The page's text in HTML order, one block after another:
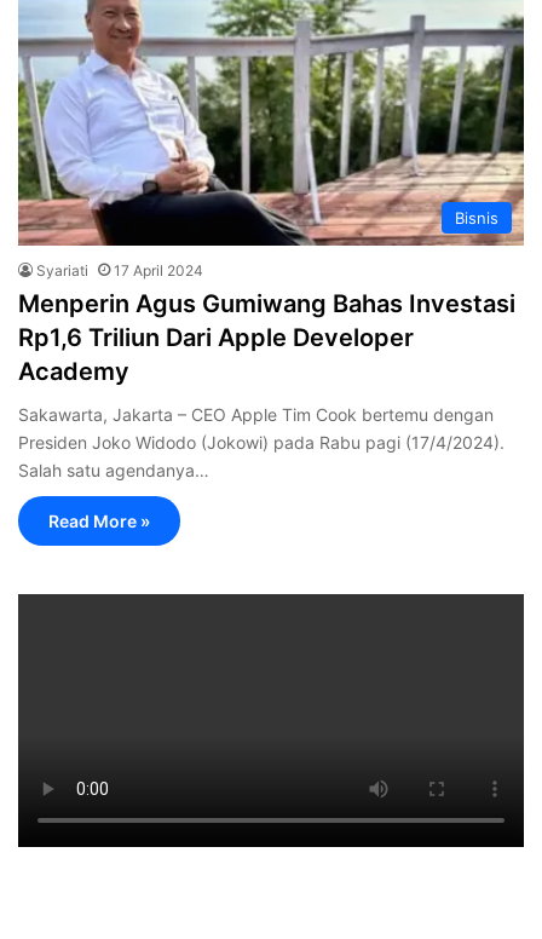
Bisnis
Syariati 17 April 2024
Menperin Agus Gumiwang Bahas Investasi
Rp1,6 Triliun Dari Apple Developer
Academy
Sakawarta, Jakarta – CEO Apple Tim Cook bertemu dengan
Presiden Joko Widodo (Jokowi) pada Rabu pagi (17/4/2024).
Salah satu agendanya…
Read More »